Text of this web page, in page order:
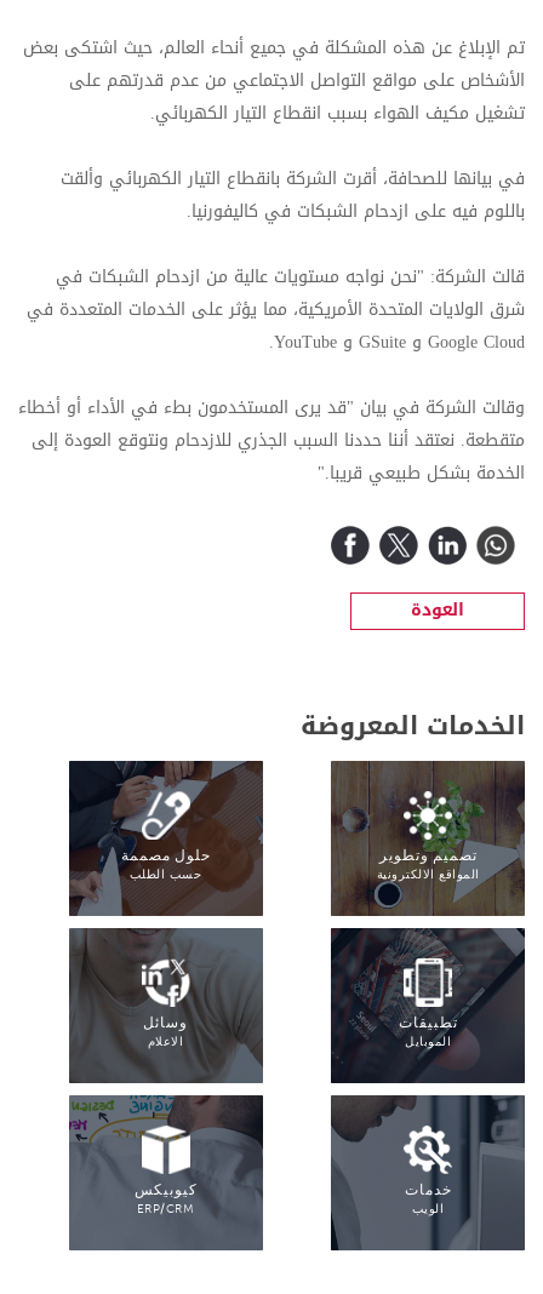
تم الإبلاغ عن هذه المشكلة في جميع أنحاء العالم، حيث اشتكى بعض
الأشخاص على مواقع التواصل الاجتماعي من عدم قدرتهم على
تشغيل مكيف الهواء بسبب انقطاع التيار الكهربائي.
في بيانها للصحافة، أقرت الشركة بانقطاع التيار الكهربائي وألقت
باللوم فيه على ازدحام الشبكات في كاليفورنيا.
قالت الشركة: "نحن نواجه مستويات عالية من ازدحام الشبكات في
شرق الولايات المتحدة الأمريكية، مما يؤثر على الخدمات المتعددة في
Google Cloud و GSuite و YouTube
.
وقالت الشركة في بيان "قد يرى المستخدمون بطء في الأداء أو أخطاء
متقطعة. نعتقد أننا حددنا السبب الجذري للازدحام ونتوقع العودة إلى
الخدمة بشكل طبيعي قريبا."
العودة
الخدمات المعروضة
تصميم وتطوير
المواقع الالكترونية
حلول مصممة
حسب الطلب
تطبيقات
الموبايل
وسائل
الاعلام
خدمات
الويب
كيوبيكس
ERP/CRM